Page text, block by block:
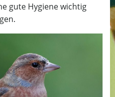
gute Hygiene wichtig